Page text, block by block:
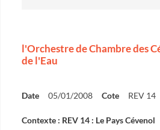
l'Orchestre de Chambre des
de l'Eau
Date 05/01/2008 Cote REV 14
Contexte : REV 14 : Le Pays Cévenol